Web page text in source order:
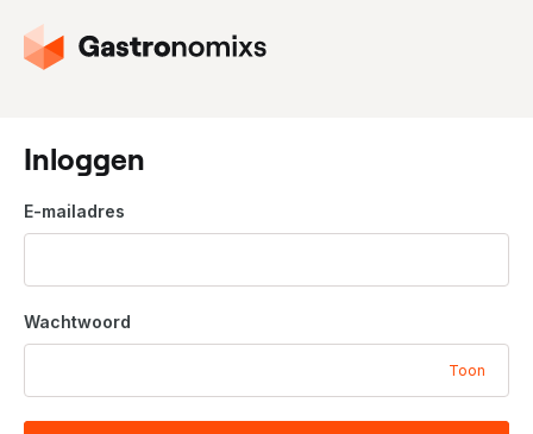
G
a
a
r
d
e
o
m
e
a
g
Inloggen
E-mailadres
Wachtwoord
Toon